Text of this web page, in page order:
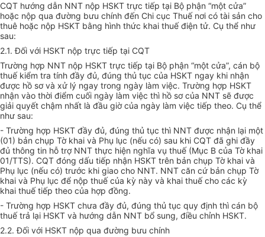
CQT hướng dẫn NNT nộp HSKT trực tiếp tại Bộ phận “một cửa”
hoặc nộp qua đường bưu chính đến Chi cục Thuế nơi có tài sản cho
thuê hoặc nộp HSKT bằng hình thức khai thuế điện tử. Cụ thể như
sau:
2.1. Đối với HSKT nộp trực tiếp tại CQT
Trường hợp NNT nộp HSKT trực tiếp tại Bộ phận “một cửa”, cán bộ
thuế kiểm tra tính đầy đủ, đúng thủ tục của HSKT ngay khi nhận
được hồ sơ và xử lý ngay trong ngày làm việc. Trường hợp HSKT
nhận vào thời điểm cuối ngày làm việc thì hồ sơ của NNT sẽ được
giải quyết chậm nhất là đầu giờ của ngày làm việc tiếp theo. Cụ thể
như sau:
- Trường hợp HSKT đầy đủ, đúng thủ tục thì NNT được nhận lại một
(01) bản chụp Tờ khai và Phụ lục (nếu có) sau khi CQT đã ghi đầy
đủ thông tin hỗ trợ NNT thực hiện nghĩa vụ thuế (Mục B của Tờ khai
01/TTS). CQT đóng dấu tiếp nhận HSKT trên bản chụp Tờ khai và
Phụ lục (nếu có) trước khi giao cho NNT. NNT căn cứ bản chụp Tờ
khai và Phụ lục để nộp thuế của kỳ này và khai thuế cho các kỳ
khai thuế tiếp theo của hợp đồng.
- Trường hợp HSKT chưa đầy đủ, đúng thủ tục quy định thì cán bộ
thuế trả lại HSKT và hướng dẫn NNT bổ sung, điều chỉnh HSKT.
2.2. Đối với HSKT nộp qua đường bưu chính